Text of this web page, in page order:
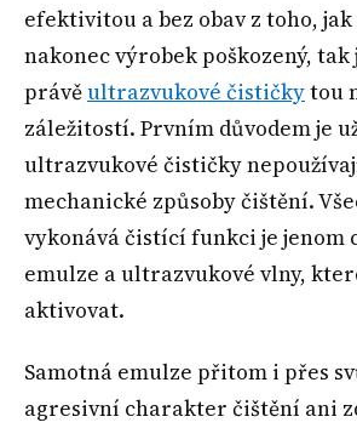
efektivitou a bez obav z toho, jak
nakonec výrobek poškozený, tak
právěultrazvukové čističkytou
záležitostí. Prvním důvodem je
ultrazvukové čističky
mechanické způsoby čištění.
vykonává čistící funkci je jenom
emulze a ultrazvukové vlny,
aktivovat.
Samotná emulze přitom i přes
agresivní charakter čištění ani